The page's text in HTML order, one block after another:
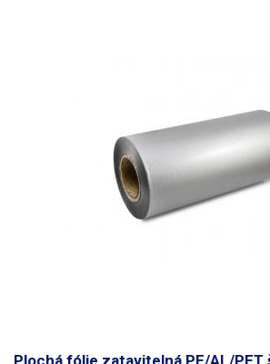
Plochá fólie zatavitelná PE/AL/PET